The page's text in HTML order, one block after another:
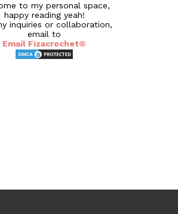
to my personal space,
happy reading yeah!
inquiries or collaboration,
email to
Email Fizacrochet©